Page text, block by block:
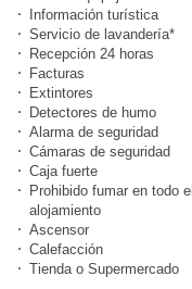
Información turística
Servicio de lavandería*
Recepción 24 horas
Facturas
Extintores
Detectores de humo
Alarma de seguridad
Cámaras de seguridad
Caja fuerte
Prohibido fumar en todo el
alojamiento
Ascensor
Calefacción
Tienda o Supermercado